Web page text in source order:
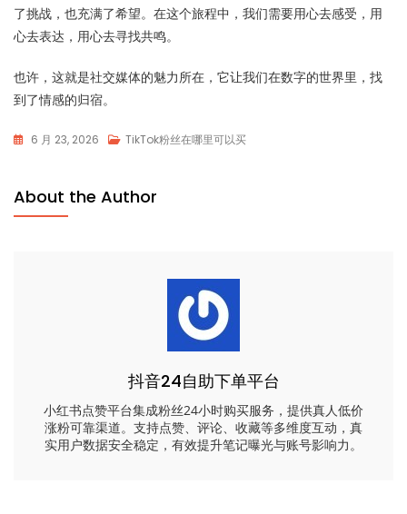
了挑战，也充满了希望。在这个旅程中，我们需要用心去感受，用
心去表达，用心去寻找共鸣。
也许，这就是社交媒体的魅力所在，它让我们在数字的世界里，找
到了情感的归宿。
6 月 23, 2026 TikTok粉丝在哪里可以买
About the Author
抖音24自助下单平台
小红书点赞平台集成粉丝24小时购买服务，提供真人低价
涨粉可靠渠道。支持点赞、评论、收藏等多维度互动，真
实用户数据安全稳定，有效提升笔记曝光与账号影响力。